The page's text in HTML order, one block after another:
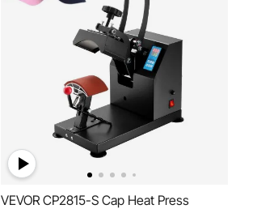
VEVOR CP2815-S Cap Heat Press